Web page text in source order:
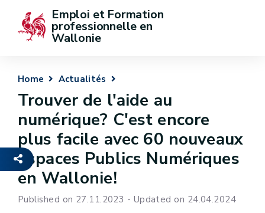
Emploi et Formation
professionnelle en
Wallonie
Home Actualités
Trouver de l'aide au
numérique? C'est encore
plus facile avec 60 nouveaux
Espaces Publics Numériques
en Wallonie!
Published on 27.11.2023 - Updated on 24.04.2024